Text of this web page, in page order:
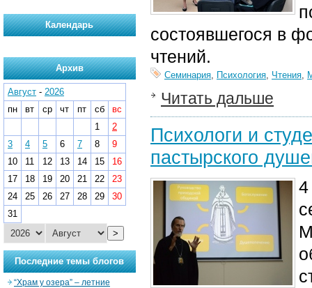
состоявшегося в
чтений.
Семинария, Психология, Чтения,
Читать дальше
Психологи и
пастырского
4
Календарь
Архив
Август - 2026
пн
вт ср чт пт сб
вс
1
2
3
4 5 6 7 8
9
10
11 12 13 14 15
16
17
18 19 20 21 22
23
24
25 26 27 28 29
30
31
>
Последние темы блогов
“Храм у озера” – летние